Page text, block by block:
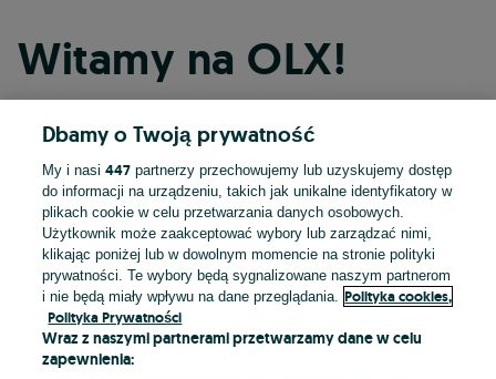
Witamy na OLX!
Kontynuuj przez Facebooka
Kontynuuj przez konto Apple
Kontynuuj przez konto Google
LUB
Dbamy o Twoją prywatność
My i nasi447 partnerzy przechowujemy lub uzyskujemy dostęp
do informacji na urządzeniu, takich jak unikalne identyfikatory w
plikach cookie w celu przetwarzania danych osobowych.
Użytkownik może zaakceptować wybory lub zarządzać nimi,
klikając poniżej lub w dowolnym momencie na stronie polityki
prywatności. Te wybory będą sygnalizowane naszym partnerom
i nie będą miały wpływu na dane przeglądania.
Polityka cookies,
Polityka Prywatności
Wraz z naszymi partnerami przetwarzamy dane w celu
zapewnienia: